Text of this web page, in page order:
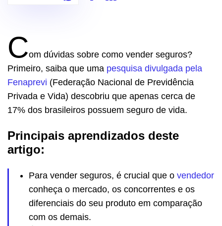
Com dúvidas sobre como vender seguros?
Primeiro, saiba que uma pesquisa divulgada pela
Fenaprevi (Federação Nacional de Previdência
Privada e Vida) descobriu que apenas cerca de
17% dos brasileiros possuem seguro de vida.
Principais aprendizados deste
artigo:
Para vender seguros, é crucial que o vendedor
conheça o mercado, os concorrentes e os
diferenciais do seu produto em comparação
com os demais.